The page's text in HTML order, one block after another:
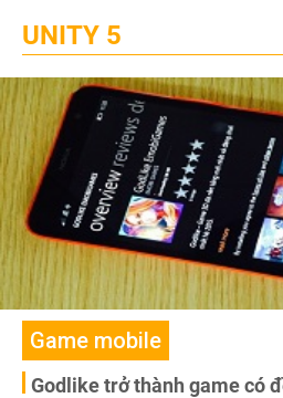
UNITY 5
Game mobile
Godlike trở thành game có